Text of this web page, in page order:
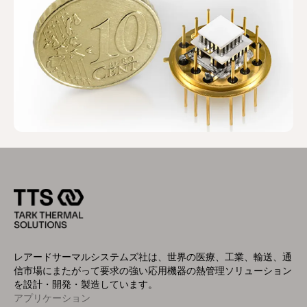
レアードサーマルシステムズ社は、世界の医療、工業、輸送、通
信市場にまたがって要求の強い応用機器の熱管理ソリューション
を設計・開発・製造しています。
Footer
アプリケーション